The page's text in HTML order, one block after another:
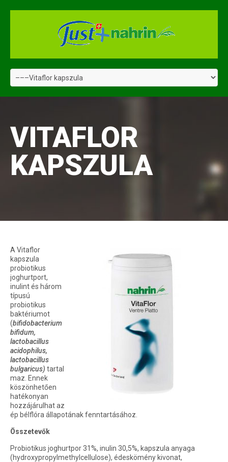
VITAFLOR
KAPSZULA
A Vitaflor
kapszula
probiotikus
joghurtport,
inulint és három
típusú
probiotikus
baktériumot
(bifidobacterium
bifidum,
lactobacillus
acidophilus,
lactobacillus
bulgaricus) tartal
maz. Ennek
köszönhetően
hatékonyan
hozzájárulhat az
ép bélflóra állapotának fenntartásához.
Összetevők
Probiotikus joghurtpor 31%, inulin 30,5%, kapszula anyaga
(hydroxypropylmethylcellulose), édeskömény kivonat,